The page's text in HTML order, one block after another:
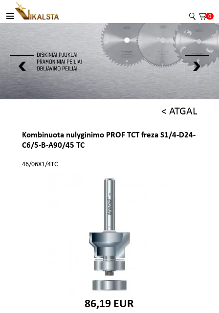
0
< ATGAL
Kombinuota nulyginimo PROF TCT freza S1/4-D24-
C6/5-B-A90/45 TC
46/06X1/4TC
86,19 EUR